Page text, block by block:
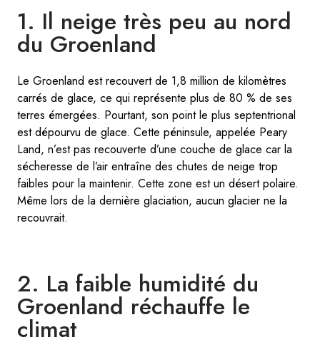
1. Il neige très peu au nord
du Groenland
Le Groenland est recouvert de 1,8 million de kilomètres
carrés de glace, ce qui représente plus de 80 % de ses
terres émergées. Pourtant, son point le plus septentrional
est dépourvu de glace. Cette péninsule, appelée Peary
Land, n’est pas recouverte d’une couche de glace car la
sécheresse de l’air entraîne des chutes de neige trop
faibles pour la maintenir. Cette zone est un désert polaire.
Même lors de la dernière glaciation, aucun glacier ne la
recouvrait.
2. La faible humidité du
Groenland réchauffe le
climat